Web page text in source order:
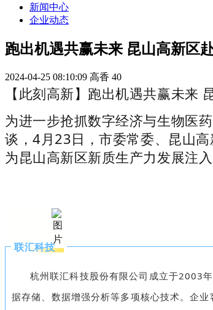
新闻中心
企业动态
跑出机遇共赢未来 昆山高新区
2024-04-25 08:10:09 高香 40
【此刻高新】跑出机遇共赢未来
为进一步抢抓数字经济与生物医
谈，4月23日，市委常委、昆山
为昆山高新区新质生产力发展注入
联汇科技
杭州联汇科技股份有限公司成立于2003
据存储、数据增强分析等多项核心技术。企